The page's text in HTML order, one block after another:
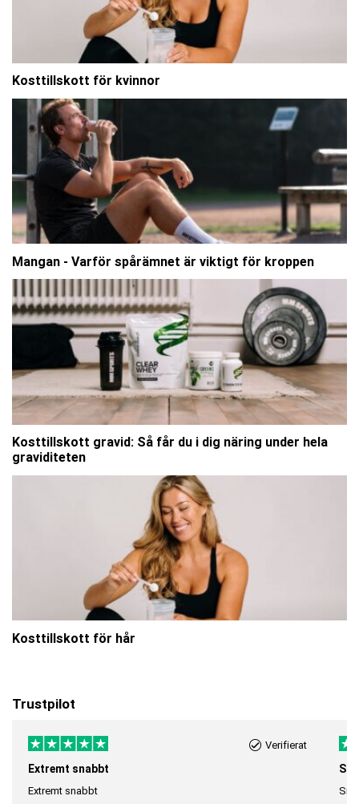
Kosttillskott för kvinnor
Mangan - Varför spårämnet är viktigt för kroppen
Kosttillskott gravid: Så får du i dig näring under hela
graviditeten
Kosttillskott för hår
Trustpilot
Verifierat
Extremt snabbt
Extremt snabbt